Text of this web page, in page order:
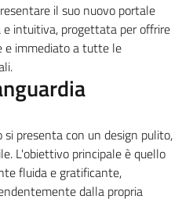
il suo nuovo portale
intuitiva, progettata per offrire
e immediato a tutte le
presenta con un design pulito,
L'obiettivo principale è quello
fluida e gratificante,
dalla propria